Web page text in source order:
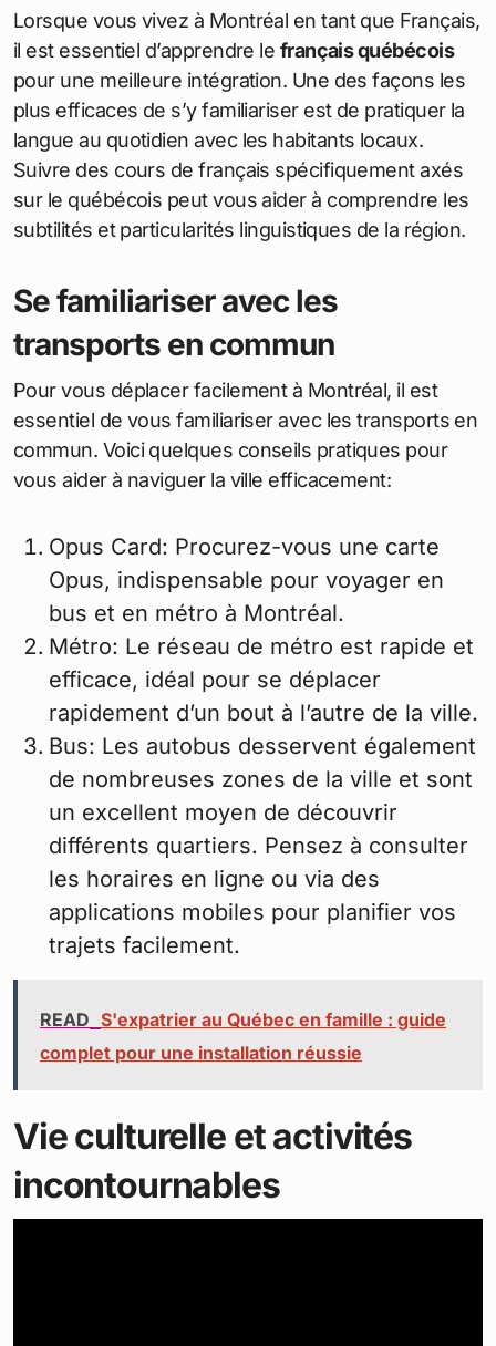
Lorsque vous vivez à Montréal en tant que Français,
il est essentiel d’apprendre le français québécois
pour une meilleure intégration. Une des façons les
plus efficaces de s’y familiariser est de pratiquer la
langue au quotidien avec les habitants locaux.
Suivre des cours de français spécifiquement axés
sur le québécois peut vous aider à comprendre les
subtilités et particularités linguistiques de la région.
Se familiariser avec les
transports en commun
Pour vous déplacer facilement à Montréal, il est
essentiel de vous familiariser avec les transports en
commun. Voici quelques conseils pratiques pour
vous aider à naviguer la ville efficacement:
Opus Card: Procurez-vous une carte
Opus, indispensable pour voyager en
bus et en métro à Montréal.
Métro: Le réseau de métro est rapide et
efficace, idéal pour se déplacer
rapidement d’un bout à l’autre de la ville.
Bus: Les autobus desservent également
de nombreuses zones de la ville et sont
un excellent moyen de découvrir
différents quartiers. Pensez à consulter
les horaires en ligne ou via des
applications mobiles pour planifier vos
trajets facilement.
READ S'expatrier au Québec en famille : guide
complet pour une installation réussie
Vie culturelle et activités
incontournables